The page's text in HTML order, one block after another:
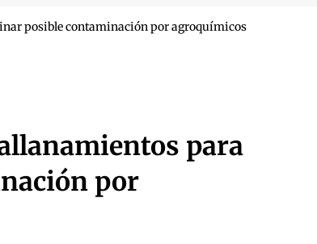
posible contaminación por agroquímicos
para
por